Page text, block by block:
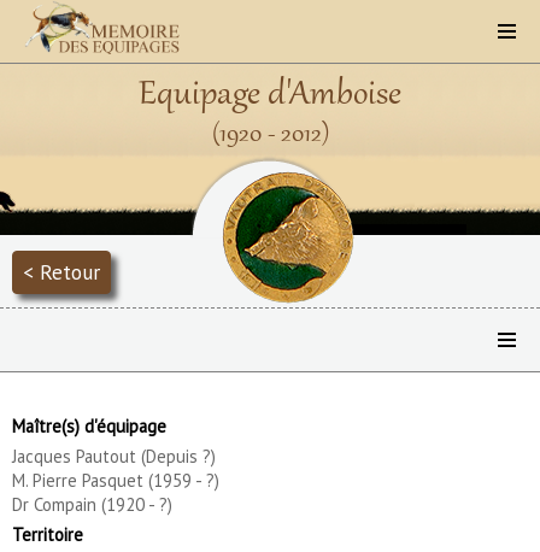
Equipage d'Amboise
(1920 - 2012)
< Retour
Maître(s) d'équipage
Jacques Pautout (Depuis ?)
M. Pierre Pasquet (1959 - ?)
Dr Compain (1920 - ?)
Territoire